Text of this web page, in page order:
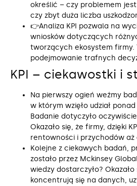
określić – czy problemem jest
czy zbyt duża liczba
👉Analiza KPI pozwala na
wniosków dotyczących
tworzących ekosystem firmy.
podejmowanie trafnych
KPI – ciekawostki i
Na pierwszy ogień weźmy
w którym wzięło udział
Badanie dotyczyło
Okazało się, że firmy, dzięki
rentowności i przychodów aż
Kolejne z ciekawych badań,
zostało przez Mckinsey
wiedzy dostarczyło?
koncentrują się na danych,